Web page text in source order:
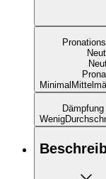
Minimal
Dämpfung
Wenig